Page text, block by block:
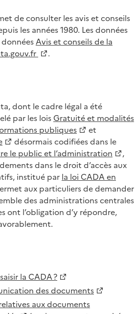
de consulter les avis et conseils
les années 1980. Les données
Avis et conseils de la
.
dont le cadre légal a été
par les loisGratuité et modalités
publiques
et
désormais codifiées dans le
le public et l’administration
,
dans le droit d’accès aux
institué par la loi CADA en
aux particuliers de demander
des administrations centrales
ont l’obligation d’y répondre,
la CADA ?
des documents
aux documents